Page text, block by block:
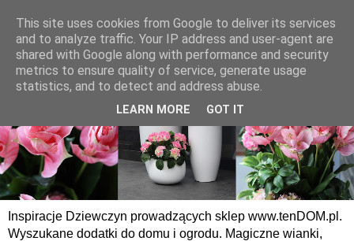
Inspiracje Dziewczyn prowadzących sklep www.tenDOM.pl.
Wyszukane dodatki do domu i ogrodu. Magiczne wianki,
This site uses cookies from Google to deliver its services
and to analyze traffic. Your IP address and user-agent are
shared with Google along with performance and security
metrics to ensure quality of service, generate usage
statistics, and to detect and address abuse.
LEARN MORE GOT IT